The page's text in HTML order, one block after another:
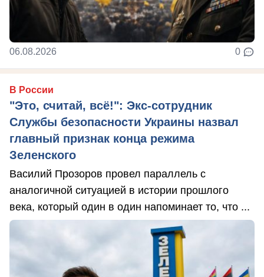
06.08.2026 0
В России
"Это, считай, всё!": Экс-сотрудник
Службы безопасности Украины назвал
главный признак конца режима
Зеленского
Василий Прозоров провел параллель с
аналогичной ситуацией в истории прошлого
века, который один в один напоминает то, что ...